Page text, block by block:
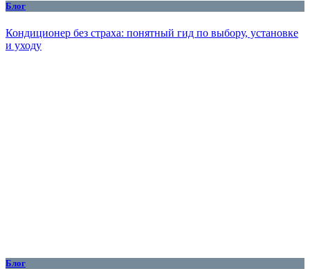
Блог
Кондиционер без страха: понятный гид по выбору, установке
и уходу
Блог